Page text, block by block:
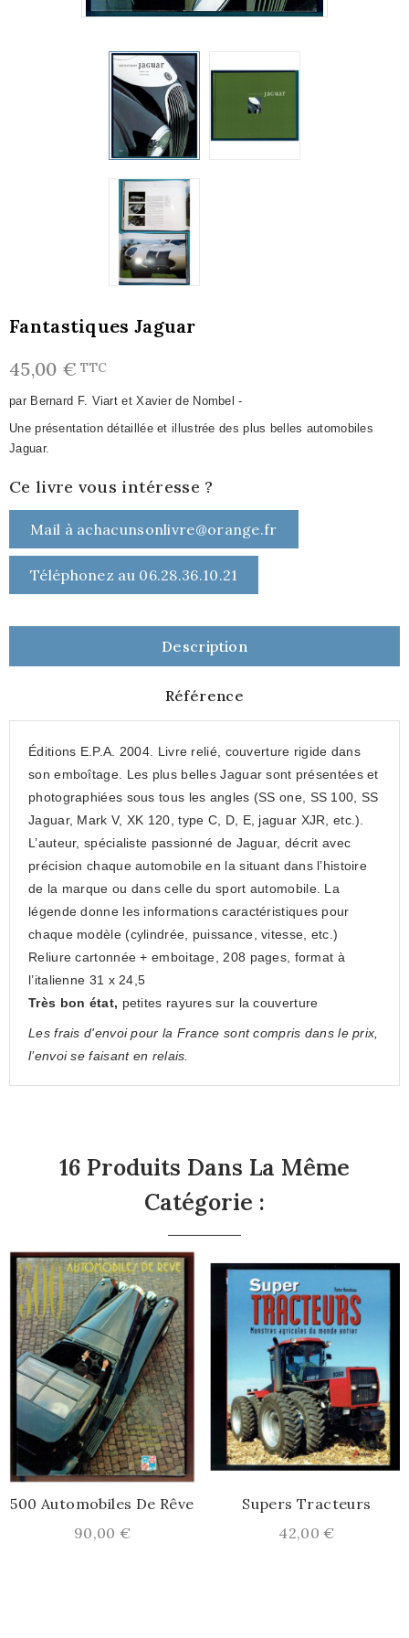
Fantastiques Jaguar
45,00 € TTC
par Bernard F. Viart et Xavier de Nombel -
Une présentation détaillée et illustrée des plus belles automobiles
Jaguar.
Ce livre vous intéresse ?
Mail à achacunsonlivre@orange.fr
Téléphonez au 06.28.36.10.21
Description
Référence
Éditions E.P.A. 2004. Livre relié, couverture rigide dans
son emboîtage. Les plus belles Jaguar sont présentées et
photographiées sous tous les angles (SS one, SS 100, SS
Jaguar, Mark V, XK 120, type C, D, E, jaguar XJR, etc.).
L’auteur, spécialiste passionné de Jaguar, décrit avec
précision chaque automobile en la situant dans l’histoire
de la marque ou dans celle du sport automobile. La
légende donne les informations caractéristiques pour
chaque modèle (cylindrée, puissance, vitesse, etc.)
Reliure cartonnée + emboitage, 208 pages, format à
l’italienne 31 x 24,5
Très bon état, petites rayures sur la couverture
Les frais d'envoi pour la France sont compris dans le prix,
l’envoi se faisant en relais.
16 Produits Dans La Même
Catégorie :
Automobiles De Rêve
90,00 €
Supers Tracteurs
42,00 €